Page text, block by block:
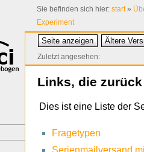
Sie befinden sich hier: start»
Experiment
Seite anzeigen Ältere
Zuletzt angesehen:
Links, die
Dies ist eine Liste der
Fragetypen